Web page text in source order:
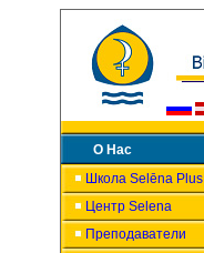
О Нас
Школа Selēna Plus
Центр Selena
Преподаватели